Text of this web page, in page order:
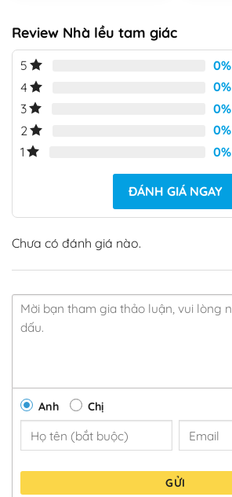
Review Nhà lều tam giác
5 0%
4
0%
3
0%
2
0%
1
0%
ĐÁNH GIÁ NGAY
Chưa có đánh giá nào.
Anh Chị
GỬI